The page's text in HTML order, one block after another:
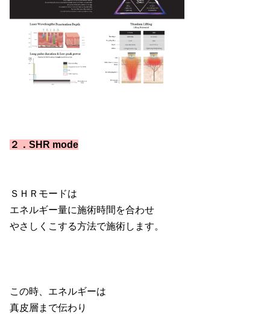
２．SHR mode
ＳＨＲモードは
エネルギー量に施術時間を合わせ
やさしくこする方法で施術します。
この時、エネルギーは
真皮層まで伝わり